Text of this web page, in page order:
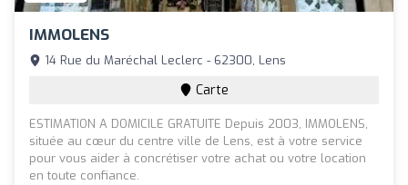
IMMOLENS
14 Rue du Maréchal Leclerc - 62300, Lens
Carte
ESTIMATION A DOMICILE GRATUITE Depuis 2003, IMMOLENS,
située au cœur du centre ville de Lens, est à votre service
pour vous aider à concrétiser votre achat ou votre location
en toute confiance.